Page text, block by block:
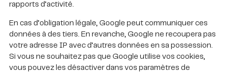
rapports d’activité.
En cas d’obligation légale, Google peut communiquer ces
données à des tiers. En revanche, Google ne recoupera pas
votre adresse IP avec d’autres données en sa possession.
Si vous ne souhaitez pas que Google utilise vos cookies,
vous pouvez les désactiver dans vos paramètres de